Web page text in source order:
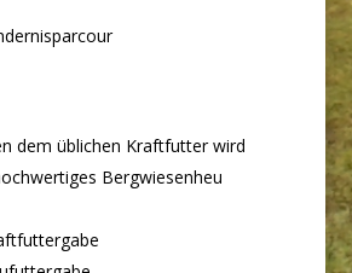
dem üblichen Kraftfutter wird
Bergwiesenheu